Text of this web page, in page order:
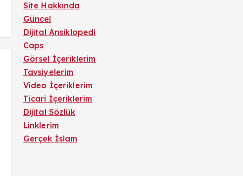
Site Hakkında
Güncel
Dijital Ansiklopedi
Caps
Görsel İçeriklerim
Tavsiyelerim
Video İçeriklerim
Ticari İçeriklerim
Dijital Sözlük
Linklerim
Gerçek İslam